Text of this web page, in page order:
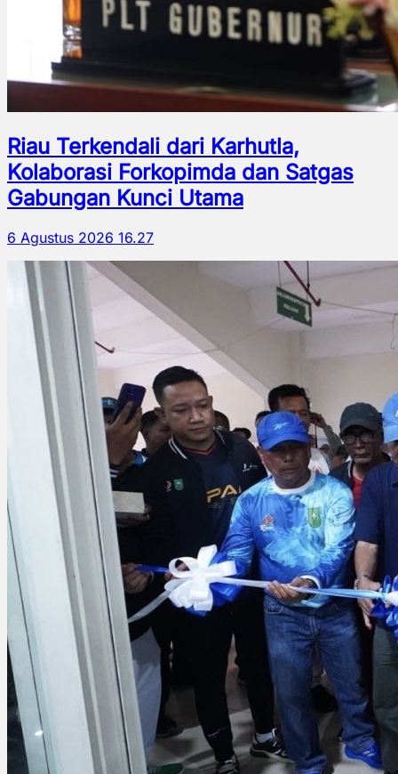
Riau Terkendali dari Karhutla,
Kolaborasi Forkopimda dan Satgas
Gabungan Kunci Utama
6 Agustus 2026 16.27